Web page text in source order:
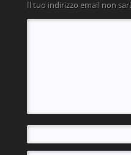
Il tuo indirizzo email non